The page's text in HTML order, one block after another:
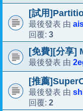
[試用
最後發表 由
回覆: 3
[免費][分享]
最後發表 由
[推薦
最後發表 由
回覆: 2